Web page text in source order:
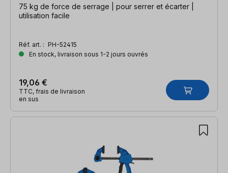
75 kg de force de serrage | pour serrer et écarter |
utilisation facile
Réf. art. : PH-52415
En stock, livraison sous 1-2 jours ouvrés
19,06 €
TTC, frais de livraison
en sus